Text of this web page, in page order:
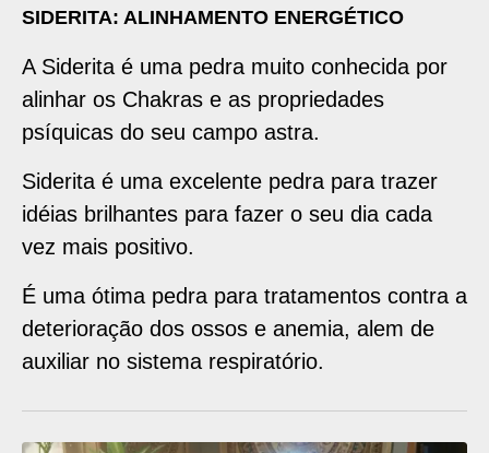
SIDERITA: ALINHAMENTO ENERGÉTICO
A Siderita é uma pedra muito conhecida por
alinhar os Chakras e as propriedades
psíquicas do seu campo astra.
Siderita é uma excelente pedra para trazer
idéias brilhantes para fazer o seu dia cada
vez mais positivo.
É uma ótima pedra para tratamentos contra a
deterioração dos ossos e anemia, alem de
auxiliar no sistema respiratório.